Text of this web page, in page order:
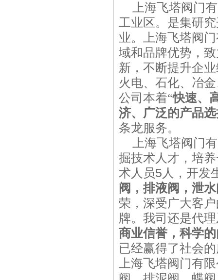
上海飞塔阀门
工业区。是集研
业。上海飞塔阀
域和品牌优势，
新，不断提升企
火电、石化、冶
公司本着“快速、
济、广泛的产品
条龙服务。
上海飞塔阀门
掘技术人才，培
术人员5人，开发
阀，排液阀，泄
荣，深受广大客
牌。我司还是代
商业信誉，科学
已经赢得了社会
上海飞塔阀门有